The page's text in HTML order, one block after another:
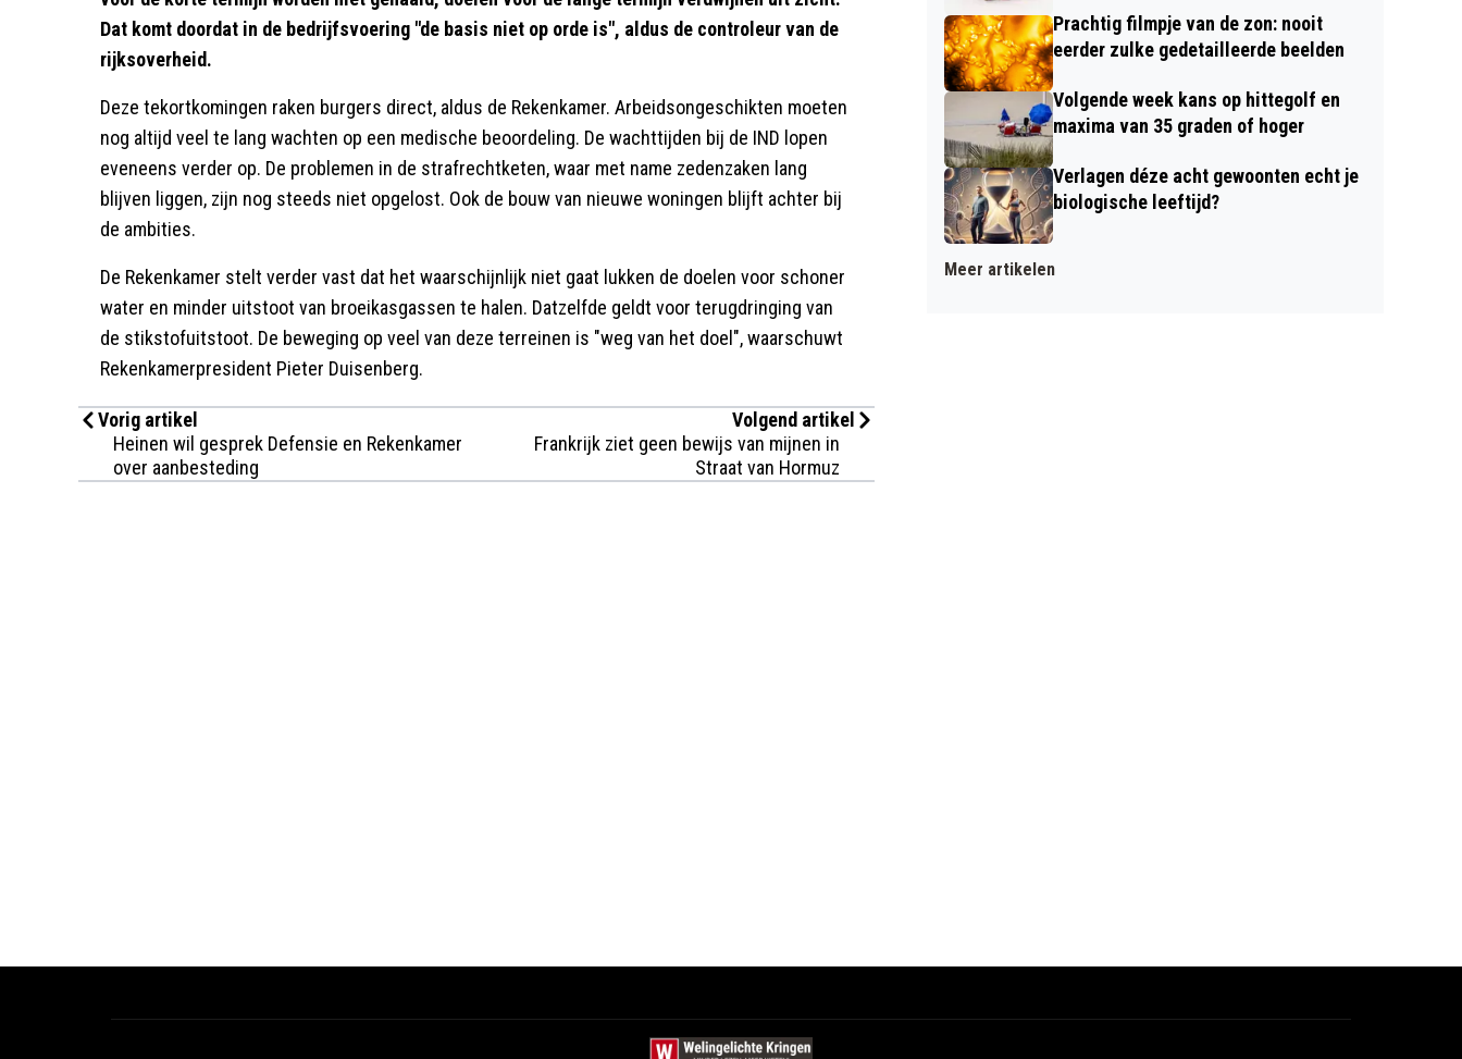
Dat komt doordat in de bedrijfsvoering "de basis niet op orde is", aldus de controleur van de
rijksoverheid.
Deze tekortkomingen raken burgers direct, aldus de Rekenkamer. Arbeidsongeschikten moeten
nog altijd veel te lang wachten op een medische beoordeling. De wachttijden bij de IND lopen
eveneens verder op. De problemen in de strafrechtketen, waar met name zedenzaken lang
blijven liggen, zijn nog steeds niet opgelost. Ook de bouw van nieuwe woningen blijft achter bij
de ambities.
De Rekenkamer stelt verder vast dat het waarschijnlijk niet gaat lukken de doelen voor schoner
water en minder uitstoot van broeikasgassen te halen. Datzelfde geldt voor terugdringing van
de stikstofuitstoot. De beweging op veel van deze terreinen is "weg van het doel", waarschuwt
Rekenkamerpresident Pieter Duisenberg.
Vorig artikel
Heinen wil gesprek Defensie en Rekenkamer
over aanbesteding
Volgend artikel
Frankrijk ziet geen bewijs van mijnen in
Straat van Hormuz
Prachtig filmpje van de zon: nooit
eerder zulke gedetailleerde beelden
Volgende week kans op hittegolf en
maxima van 35 graden of hoger
Verlagen déze acht gewoonten echt je
biologische leeftijd?
Meer artikelen